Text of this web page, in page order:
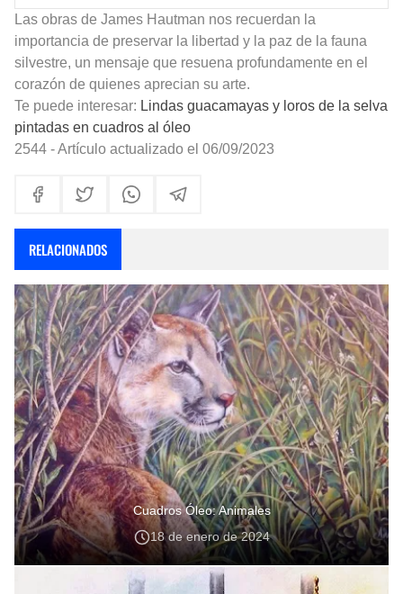
Las obras de James Hautman nos recuerdan la
importancia de preservar la libertad y la paz de la fauna
silvestre, un mensaje que resuena profundamente en el
corazón de quienes aprecian su arte.
Te puede interesar: Lindas guacamayas y loros de la selva
pintadas en cuadros al óleo
2544 - Artículo actualizado el 06/09/2023
RELACIONADOS
Cuadros Óleo: Animales
18 de enero de 2024